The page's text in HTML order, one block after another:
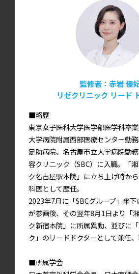
監修者： 赤岩 優
リゼクリニック リード
■略歴
東京女子医科大学医学部医学科卒
大学病院附属西部医療センター勤
足助病院、名古屋市立大学病院勤
容クリニック（SBC）に入職。「
ク名古屋駅本院」に立ち上げ時か
科医として歴任。
2023年7月に「SBCグループ」傘
が参画後、その翌年8月1日より「
ク新宿本院」に所属異動、並びに
ク」のリードドクターとして兼任、
■所属学会